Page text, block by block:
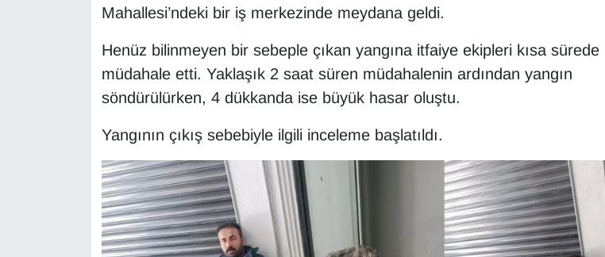
Mahallesi’ndeki bir iş merkezinde meydana geldi.
Henüz bilinmeyen bir sebeple çıkan yangına itfaiye ekipleri kısa sürede
müdahale etti. Yaklaşık 2 saat süren müdahalenin ardından yangın
söndürülürken, 4 dükkanda ise büyük hasar oluştu.
Yangının çıkış sebebiyle ilgili inceleme başlatıldı.
Kamu Alımları
Kim Kimdir?